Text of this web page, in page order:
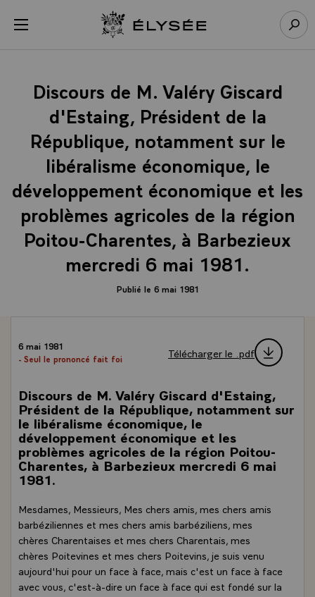
menu Retour à l’accueil Élysée
Discours de M. Valéry Giscard
d'Estaing, Président de la
République, notamment sur le
libéralisme économique, le
développement économique et les
problèmes agricoles de la région
Poitou-Charentes, à Barbezieux
mercredi 6 mai 1981.
Publié le 6 mai 1981
6 mai 1981
- Seul le prononcé fait foi
Télécharger le .pdf
Discours de M. Valéry Giscard d'Estaing,
Président de la République, notamment sur
le libéralisme économique, le
développement économique et les
problèmes agricoles de la région Poitou-
Charentes, à Barbezieux mercredi 6 mai
1981.
Mesdames, Messieurs, Mes chers amis, mes chers amis
barbéziliennes et mes chers amis barbéziliens, mes
chères Charentaises et mes chers Charentais, mes
chères Poitevines et mes chers Poitevins, je suis venu
aujourd'hui pour un face à face, mais c'est un face à face
avec vous, c'est-à-dire un face à face qui est fondé sur la
Panneau de gestion des cookies